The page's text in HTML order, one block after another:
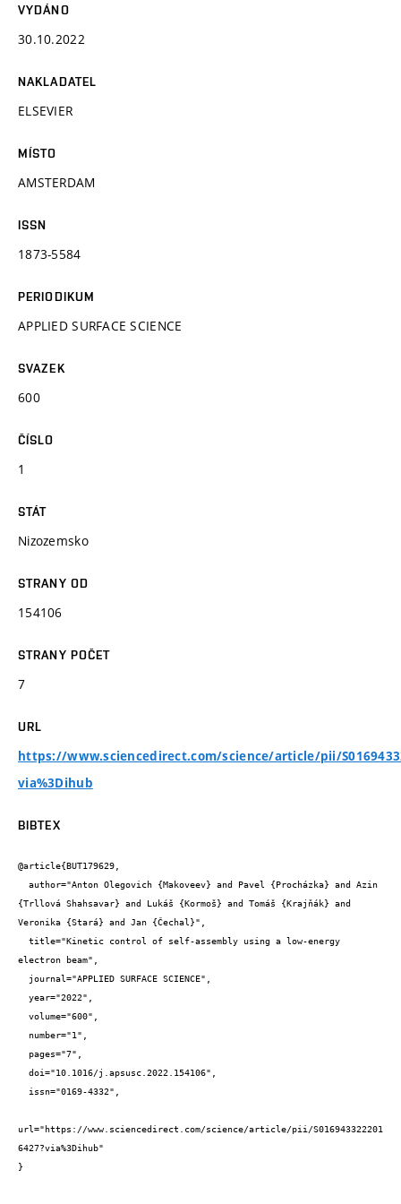
VYDÁNO
30.10.2022
NAKLADATEL
ELSEVIER
MÍSTO
AMSTERDAM
ISSN
1873-5584
PERIODIKUM
APPLIED SURFACE SCIENCE
SVAZEK
600
ČÍSLO
1
STÁT
Nizozemsko
STRANY OD
154106
STRANY POČET
7
URL
https://www.sciencedirect.com/science/article/pii/
via%3Dihub
BIBTEX
@article{BUT179629,
{Trllová Shahsavar} and Lukáš {Kormoš} and Tomáš {Krajňák} and
Veronika {Stará} and Jan {Čechal}",
electron beam",
url="https://www.sciencedirect.com/science/article/pii/S016943322201
6427?via%3Dihub"
}